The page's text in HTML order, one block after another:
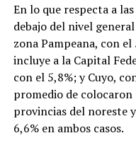
En lo que respecta a
debajo del nivel
zona Pampeana, con
incluye a la Capital
con el 5,8%; y Cuyo,
promedio de colocaron
provincias del noreste
6,6% en ambos casos.